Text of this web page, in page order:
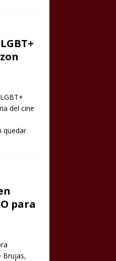
del cine
quedar
para
Brujas,